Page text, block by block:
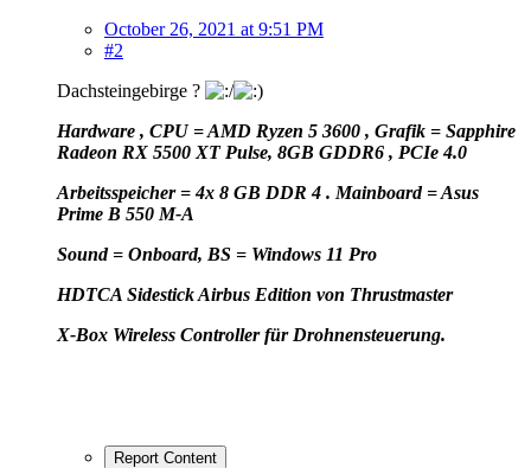
October 26, 2021 at 9:51 PM
#2
Dachsteingebirge ?
Hardware , CPU = AMD Ryzen 5 3600 , Grafik = Sapphire
Radeon RX 5500 XT Pulse, 8GB GDDR6 , PCIe 4.0
Arbeitsspeicher = 4x 8 GB DDR 4 . Mainboard = Asus
Prime B 550 M-A
Sound = Onboard, BS = Windows 11 Pro
HDTCA Sidestick Airbus Edition von Thrustmaster
X-Box Wireless Controller für Drohnensteuerung.
Report Content